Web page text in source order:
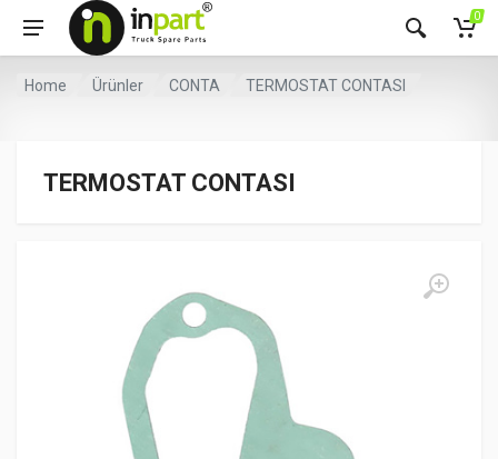
0
Home Ürünler CONTA TERMOSTAT CONTASI
TERMOSTAT CONTASI